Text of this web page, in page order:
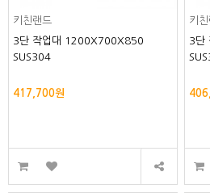
키친랜드
3단 작업대 1200X700X850
SUS304
417,700원
키
3단